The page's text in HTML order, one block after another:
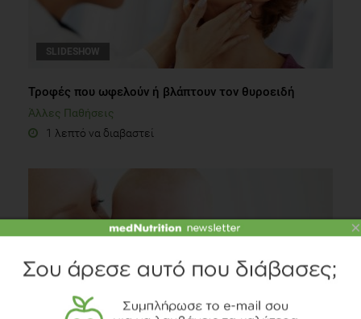
SLIDESHOW
Τροφές που ωφελούν ή βλάπτουν τον θυροειδή
Άλλες Παθήσεις
1 λεπτό να διαβαστεί
×